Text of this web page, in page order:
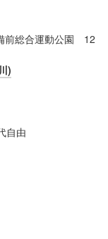
前総合運動公園 12
)
自由